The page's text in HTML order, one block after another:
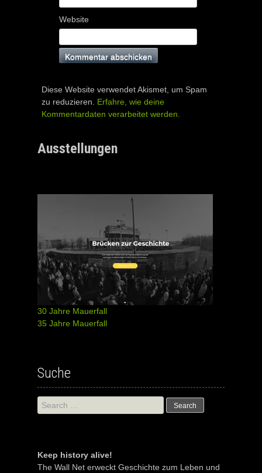
Website
Diese Website verwendet Akismet, um Spam
zu reduzieren. Erfahre, wie deine
Kommentardaten verarbeitet werden.
Ausstellungen
30 Jahre Mauerfall
35 Jahre Mauerfall
Suche
Search
for:
Keep history alive!
The Wall Net erweckt Geschichte zum Leben und